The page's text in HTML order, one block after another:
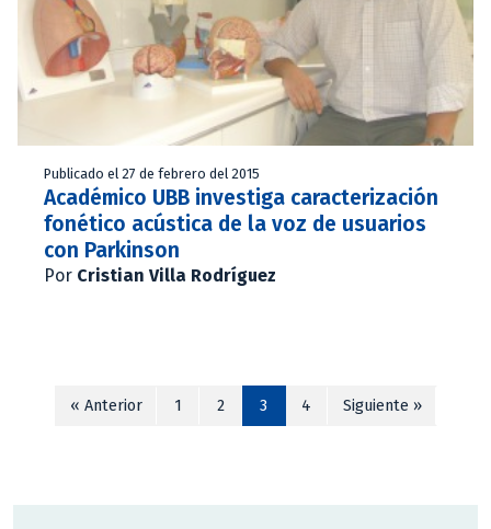
Publicado el 27 de febrero del 2015
Académico UBB investiga caracterización
fonético acústica de la voz de usuarios
con Parkinson
Por Cristian Villa Rodríguez
« Anterior 1 2 3 4 Siguiente »